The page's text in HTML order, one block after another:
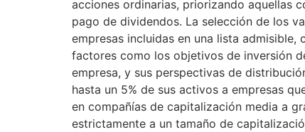
acciones ordinarias, priorizando aquellas
pago de dividendos. La selección de los
empresas incluidas en una lista admisible,
factores como los objetivos de inversión
empresa, y sus perspectivas de
hasta un 5% de sus activos a empresas
en compañías de capitalización media a
estrictamente a un tamaño de